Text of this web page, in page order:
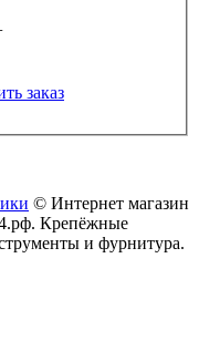
заказ
© Интернет магазин
Крепёжные
и фурнитура.